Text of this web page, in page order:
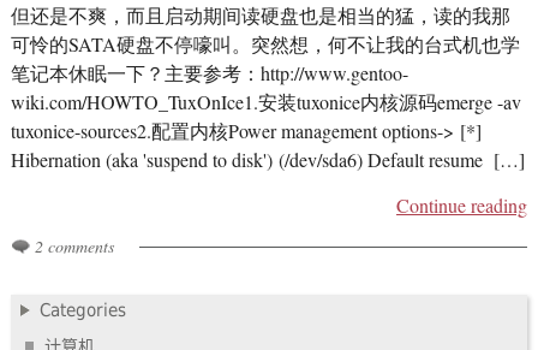
但还是不爽，而且启动期间读硬盘也是相当的猛，读的我那
可怜的SATA硬盘不停嚎叫。突然想，何不让我的台式机也学
笔记本休眠一下？主要参考：http://www.gentoo-
wiki.com/HOWTO_TuxOnIce1.安装tuxonice内核源码emerge -av
tuxonice-sources2.配置内核Power management options-> [*]
Hibernation (aka 'suspend to disk') (/dev/sda6) Default resume […]
Continue reading
2 comments
Categories